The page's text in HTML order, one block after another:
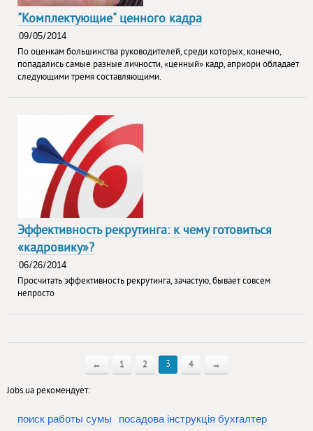
"Комплектующие" ценного кадра
По оценкам большинства руководителей, среди которых, конечно,
попадались самые разные личности, «ценный» кадр, априори обладает
следующими тремя составляющими.
Эффективность рекрутинга: к чему готовиться
«кадровику»?
Просчитать эффективность рекрутинга, зачастую, бывает совсем
непросто
← 1 2 3 4 →
Jobs.ua рекомендует:
поиск работы сумы
посадова інструкція бухгалтер